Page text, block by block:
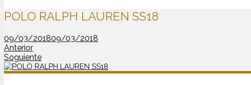
POLO RALPH LAUREN SS18
09/03/201809/03/2018
Anterior
Soguiente